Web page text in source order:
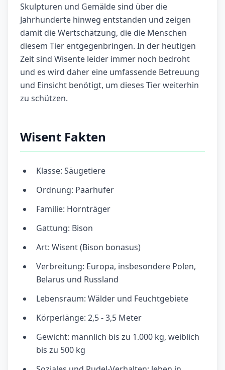
Skulpturen und Gemälde sind über die
Jahrhunderte hinweg entstanden und zeigen
damit die Wertschätzung, die die Menschen
diesem Tier entgegenbringen. In der heutigen
Zeit sind Wisente leider immer noch bedroht
und es wird daher eine umfassende Betreuung
und Einsicht benötigt, um dieses Tier weiterhin
zu schützen.
Wisent Fakten
Klasse: Säugetiere
Ordnung: Paarhufer
Familie: Hornträger
Gattung: Bison
Art: Wisent (Bison bonasus)
Verbreitung: Europa, insbesondere Polen,
Belarus und Russland
Lebensraum: Wälder und Feuchtgebiete
Körperlänge: 2,5 - 3,5 Meter
Gewicht: männlich bis zu 1.000 kg, weiblich
bis zu 500 kg